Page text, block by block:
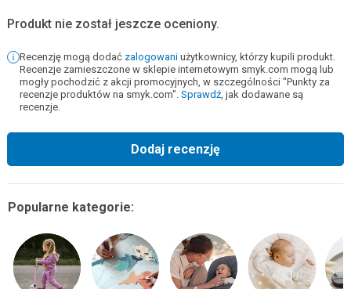
Produkt nie został jeszcze oceniony.
Recenzję mogą dodać zalogowani użytkownicy, którzy kupili produkt.
Recenzje zamieszczone w sklepie internetowym smyk.com mogą lub
mogły pochodzić z akcji promocyjnych, w szczególności "Punkty za
recenzje produktów na smyk.com". Sprawdź, jak dodawane są
recenzje.
Dodaj recenzję
Popularne kategorie: